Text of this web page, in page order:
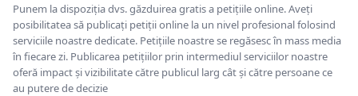
Punem la dispoziția dvs. găzduirea gratis a petițiile online. Aveți
posibilitatea să publicați petiții online la un nivel profesional folosind
serviciile noastre dedicate. Petițiile noastre se regăsesc în mass media
în fiecare zi. Publicarea petițiilor prin intermediul serviciilor noastre
oferă impact și vizibilitate către publicul larg cât și către persoane ce
au putere de decizie